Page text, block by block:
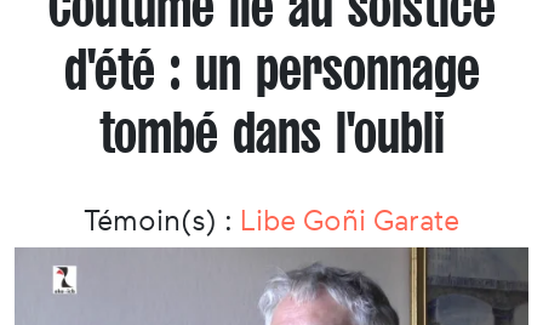
d'été : un personnage
tombé dans l'oubli
Témoin(s) : Libe Goñi Garate